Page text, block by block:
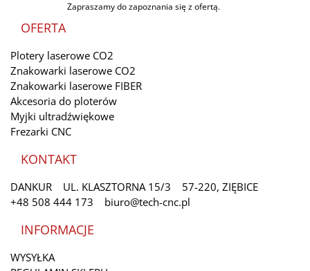
Zapraszamy do zapoznania się z ofertą.
OFERTA
Plotery laserowe CO2
Znakowarki laserowe CO2
Znakowarki laserowe FIBER
Akcesoria do ploterów
Myjki ultradźwiękowe
Frezarki CNC
KONTAKT
DANKUR UL. KLASZTORNA 15/3
57-220, ZIĘBICE
+48 508 444 173
biuro@tech-cnc.pl
INFORMACJE
WYSYŁKA